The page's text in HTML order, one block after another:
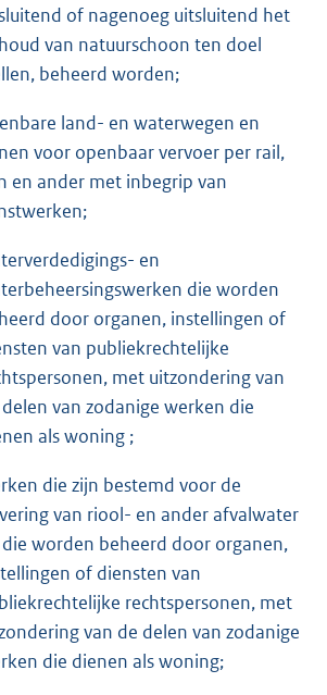
of nagenoeg uitsluitend het
van natuurschoon ten doel
beheerd worden;
land- en waterwegen en
voor openbaar vervoer per rail,
en ander met inbegrip van
en
die worden
door organen, instellingen of
van publiekrechtelijke
met uitzondering van
van zodanige werken die
als woning ;
die zijn bestemd voor de
van riool- en ander afvalwater
worden beheerd door organen,
of diensten van
rechtspersonen, met
van de delen van zodanige
die dienen als woning;